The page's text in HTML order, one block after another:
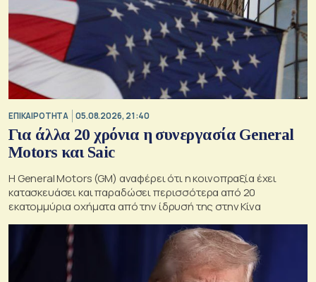
ΕΠΙΚΑΙΡΟΤΗΤΑ 05.08.2026, 21:40
Για άλλα 20 χρόνια η συνεργασία General
Motors και Saic
Η General Motors (GM) αναφέρει ότι η κοινοπραξία έχει
κατασκευάσει και παραδώσει περισσότερα από 20
εκατομμύρια οχήματα από την ίδρυσή της στην Κίνα